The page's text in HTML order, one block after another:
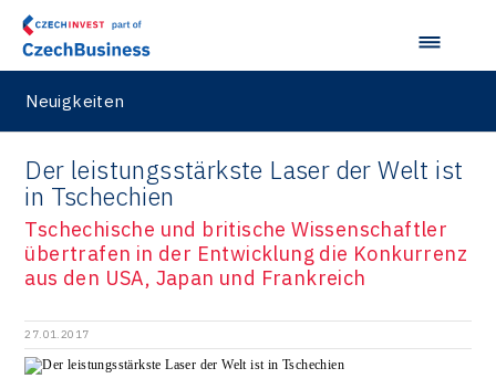
Neuigkeiten
Der leistungsstärkste Laser der Welt ist
in Tschechien
Tschechische und britische Wissenschaftler
übertrafen in der Entwicklung die Konkurrenz
aus den USA, Japan und Frankreich
27.01.2017